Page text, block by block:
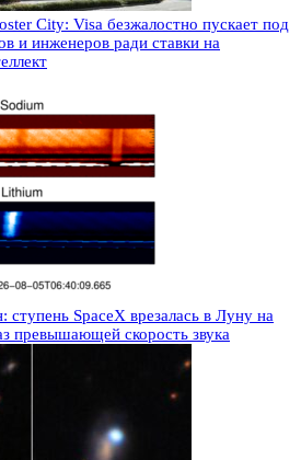
City: Visa безжалостно пускает под
и инженеров ради ставки на
ступень SpaceX врезалась в Луну на
превышающей скорость звука